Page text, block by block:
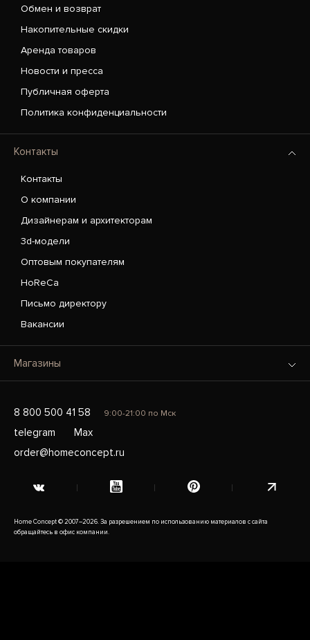
Обмен и возврат
Накопительные скидки
Аренда товаров
Новости и пресса
Публичная оферта
Политика конфиденциальности
Контакты
Контакты
О компании
Дизайнерам и архитекторам
3d-модели
Оптовым покупателям
HoReCa
Письмо директору
Вакансии
Магазины
8 800 500 41 58 9:00-21:00 по Мск
telegram
Max
order@homeconcept.ru
Home Concept © 2007–2026. За разрешением по использованию материалов с сайта
обращайтесь в офис компании.